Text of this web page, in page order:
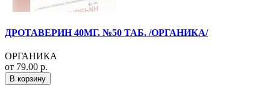
ДРОТАВЕРИН 40МГ. №50 ТАБ. /ОРГАНИКА/
ОРГАНИКА
от 79.00 р.
В корзину